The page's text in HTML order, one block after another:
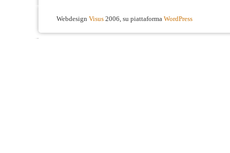
Webdesign Visus 2006, su piattaforma WordPress